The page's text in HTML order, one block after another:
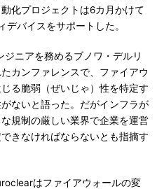
化プロジェクトは6カ月かけて
バイスをサポートした。
ニアを務めるブノワ・デルリ
カンファレンスで、ファイアウ
る脆弱（ぜいじゃ）性を特定す
ないと語った。だがインフラが
規制の厳しい業界で企業を運営
きなければならないとも指摘す
はファイアウォールの変